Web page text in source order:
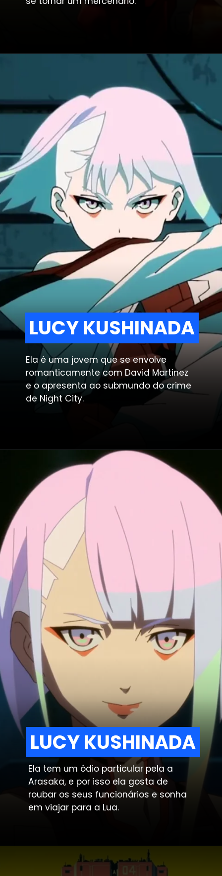
LUCY KUSHINADA
LUCY KUSHINADA
Ela é uma jovem que se envolve
romanticamente com David Martinez
e o apresenta ao submundo do crime
de Night City.
LUCY KUSHINADA
LUCY KUSHINADA
Ela tem um ódio particular pela a
Arasaka, e por isso ela gosta de
roubar os seus funcionários e sonha
em viajar para a Lua.